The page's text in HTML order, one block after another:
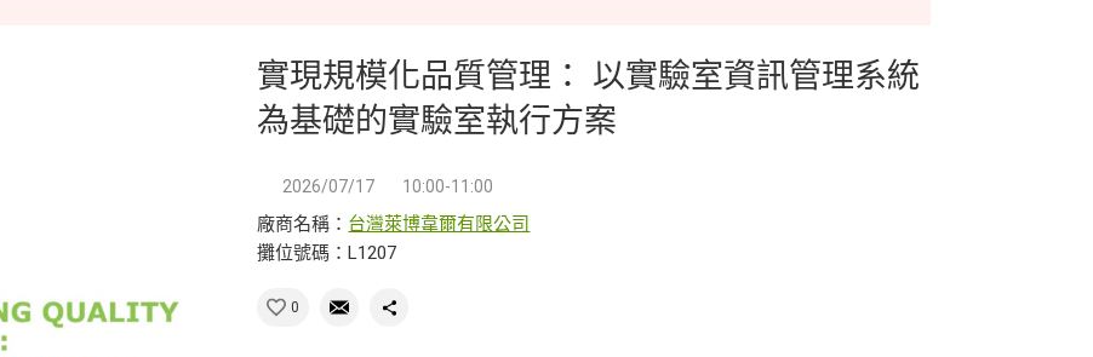
實現規模化品質管理： 以實驗室資訊管理系統
為基礎的實驗室執行方案
2026/07/17 10:00-11:00
廠商名稱： 台灣萊博韋爾有限公司
攤位號碼：L1207
0